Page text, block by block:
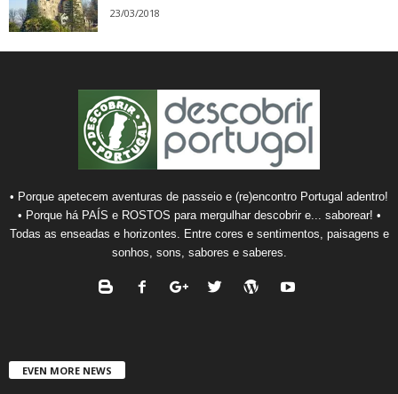
23/03/2018
• Porque apetecem aventuras de passeio e (re)encontro Portugal adentro!
• Porque há PAÍS e ROSTOS para mergulhar descobrir e... saborear! •
Todas as enseadas e horizontes. Entre cores e sentimentos, paisagens e
sonhos, sons, sabores e saberes.
EVEN MORE NEWS